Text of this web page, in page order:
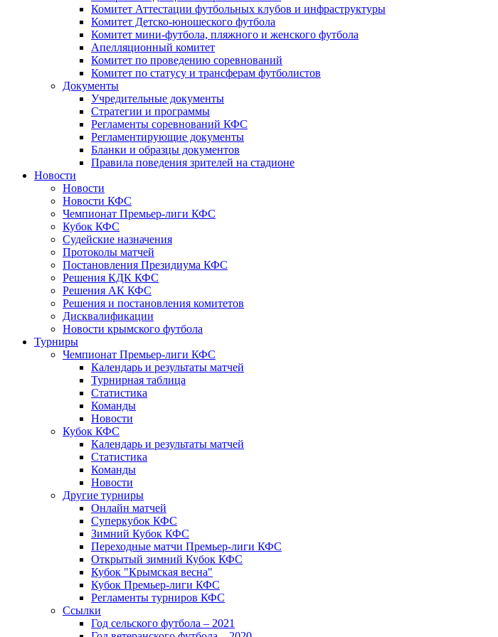
Комитет Аттестации футбольных клубов и инфраструктуры
Комитет Детско-юношеского футбола
Комитет мини-футбола, пляжного и женского футбола
Апелляционный комитет
Комитет по проведению соревнований
Комитет по статусу и трансферам футболистов
Документы
Учредительные документы
Стратегии и программы
Регламенты соревнований КФС
Регламентирующие документы
Бланки и образцы документов
Правила поведения зрителей на стадионе
Новости
Новости
Новости КФС
Чемпионат Премьер-лиги КФС
Кубок КФС
Судейские назначения
Протоколы матчей
Постановления Президиума КФС
Решения КДК КФС
Решения АК КФС
Решения и постановления комитетов
Дисквалификации
Новости крымского футбола
Турниры
Чемпионат Премьер-лиги КФС
Календарь и результаты матчей
Турнирная таблица
Статистика
Команды
Новости
Кубок КФС
Календарь и результаты матчей
Статистика
Команды
Новости
Другие турниры
Онлайн матчей
Суперкубок КФС
Зимний Кубок КФС
Переходные матчи Премьер-лиги КФС
Открытый зимний Кубок КФС
Кубок "Крымская весна"
Кубок Премьер-лиги КФС
Регламенты турниров КФС
Ссылки
Год сельского футбола – 2021